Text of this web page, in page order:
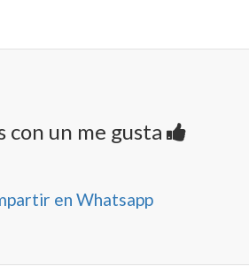
con un me gusta
en Whatsapp